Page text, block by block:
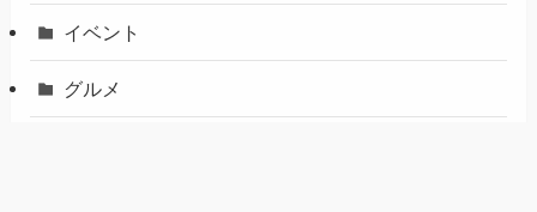
イベント
グルメ